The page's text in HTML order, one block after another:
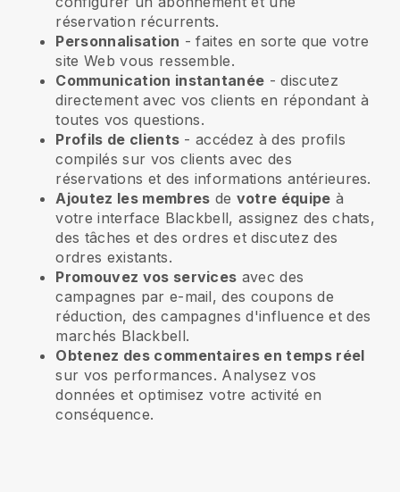
réservation récurrents.
Personnalisation - faites en sorte que votre
site Web vous ressemble.
Communication instantanée - discutez
directement avec vos clients en répondant à
toutes vos questions.
Profils de clients - accédez à des profils
compilés sur vos clients avec des
réservations et des informations antérieures.
Ajoutez les membres de votre équipe à
votre interface Blackbell, assignez des chats,
des tâches et des ordres et discutez des
ordres existants.
Promouvez vos services avec des
campagnes par e-mail, des coupons de
réduction, des campagnes d'influence et des
marchés Blackbell.
Obtenez des commentaires en temps réel
sur vos performances. Analysez vos
données et optimisez votre activité en
conséquence.